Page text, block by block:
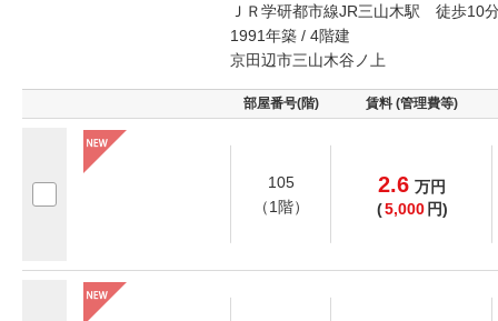
ＪＲ学研都市線JR三山木駅 徒歩10
1991年築 / 4階建
京田辺市三山木谷ノ上
部屋番号(階) 賃料 (管理費等)
105
（1階）
2.6 万円
(5,000 円)